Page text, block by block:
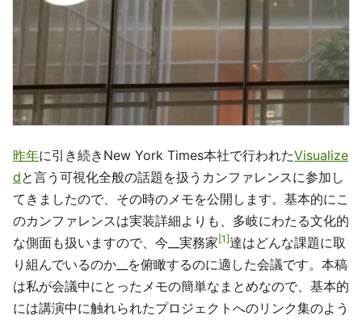
昨年に引き続きNew York Times本社で行われたVisualize
dと言う可視化全般の話題を扱うカンファレンスに参加し
てきましたので、その時のメモを公開します。基本的にこ
のカンファレンスは実装詳細よりも、多岐にわたる文化的
な側面も扱いますので、今__実務家 1 達はどんな課題に取
り組んでいるのか__を俯瞰するのに適した会議です。本稿
は私が会議中にとったメモの簡単なまとめなので、基本的
には講演中に触れられたプロジェクトへのリンク集のよう